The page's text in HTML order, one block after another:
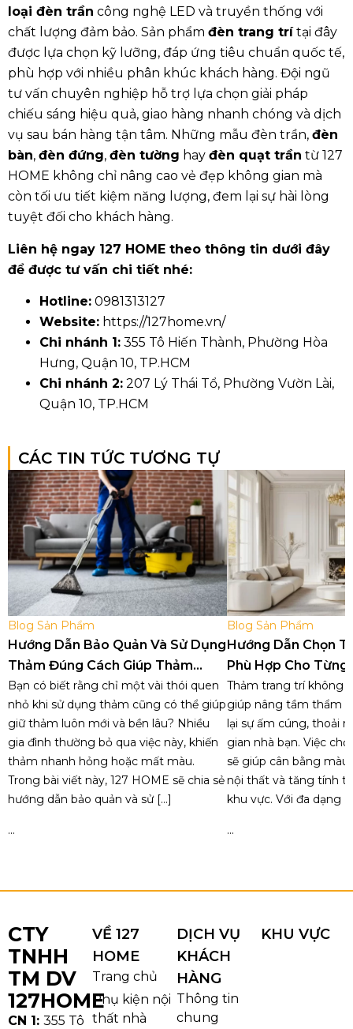
loại đèn trần công nghệ LED và truyền thống với
chất lượng đảm bảo. Sản phẩm đèn trang trítại đây
được lựa chọn kỹ lưỡng, đáp ứng tiêu chuẩn quốc tế,
phù hợp với nhiều phân khúc khách hàng. Đội ngũ
tư vấn chuyên nghiệp hỗ trợ lựa chọn giải pháp
chiếu sáng hiệu quả, giao hàng nhanh chóng và dịch
vụ sau bán hàng tận tâm. Những mẫu đèn trần, đèn
bàn, đèn đứng, đèn tường hay đèn quạt trần từ 127
HOME không chỉ nâng cao vẻ đẹp không gian mà
còn tối ưu tiết kiệm năng lượng, đem lại sự hài lòng
tuyệt đối cho khách hàng.
Liên hệ ngay 127 HOME theo thông tin dưới đây
để được tư vấn chi tiết nhé:
Hotline: 0981313127
Website: https://127home.vn/
Chi nhánh 1: 355 Tô Hiến Thành, Phường Hòa
Hưng, Quận 10, TP.HCM
Chi nhánh 2: 207 Lý Thái Tổ, Phường Vườn Lài,
Quận 10, TP.HCM
CÁC TIN TỨC TƯƠNG TỰ
Blog Sản Phẩm
Hướng Dẫn Bảo Quản Và Sử Dụng
Thảm Đúng Cách Giúp Thảm
Luôn Như Mới
Bạn có biết rằng chỉ một vài thói quen
nhỏ khi sử dụng thảm cũng có thể giúp
giữ thảm luôn mới và bền lâu? Nhiều
gia đình thường bỏ qua việc này, khiến
thảm nhanh hỏng hoặc mất màu.
Trong bài viết này, 127 HOME sẽ chia sẻ
hướng dẫn bảo quản và sử […]
...
Blog Sản Phẩm
Hướng Dẫn Chọn
Phù Hợp Cho Từng
Trong Nhà
Thảm trang trí không
giúp nâng tầm thẩm
lại sự ấm cúng, thoải
gian nhà bạn. Việc
sẽ giúp cân bằng màu
nội thất và tăng tính
khu vực. Với đa dạng
...
CTY
TNHH
TM DV
127HOME
CN 1: 355 Tô
VỀ 127
HOME
Trang chủ
Phụ kiện nội
thất nhà
DỊCH VỤ
KHÁCH
HÀNG
Thông tin
chung
KHU VỰC